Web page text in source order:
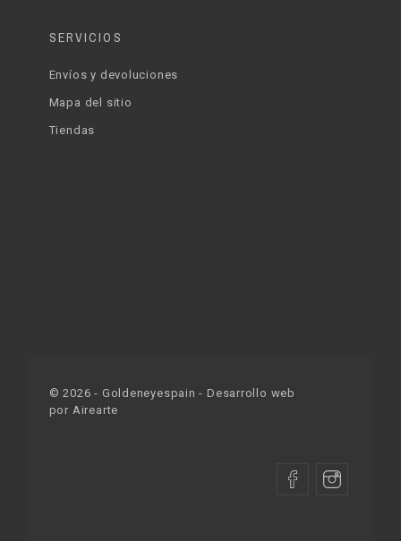
SERVICIOS
Envíos y devoluciones
Mapa del sitio
Tiendas
©2026 - Goldeneyespain - Desarrollo web
por Airearte